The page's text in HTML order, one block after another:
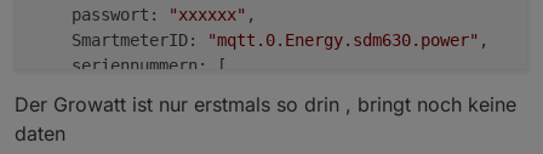
    passwort:
"xxxxxx" ,
    SmartmeterID:
"mqtt.0.Energy.sdm630.power" ,
    seriennummern: [
        {
            seriennummer:
Der Growatt ist nur erstmals so drin , bringt noch keine
daten